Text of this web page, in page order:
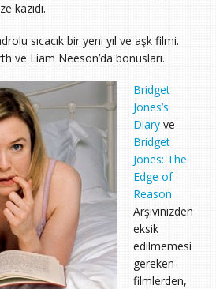
kazıdı.
sıcacık bir yeni yıl ve aşk filmi.
ve Liam Neeson’da bonusları.
Bridget
Jones’s
Diaryve
Bridget
Jones: The
Edge of
Reason
Arşivinizden
eksik
edilmemesi
gereken
filmlerden,